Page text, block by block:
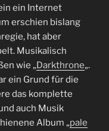
ein Internet
erschien bislang
hat aber
Musikalisch
wie „Darkthrone„.
ein Grund für die
das komplette
auch Musik
Album „pale